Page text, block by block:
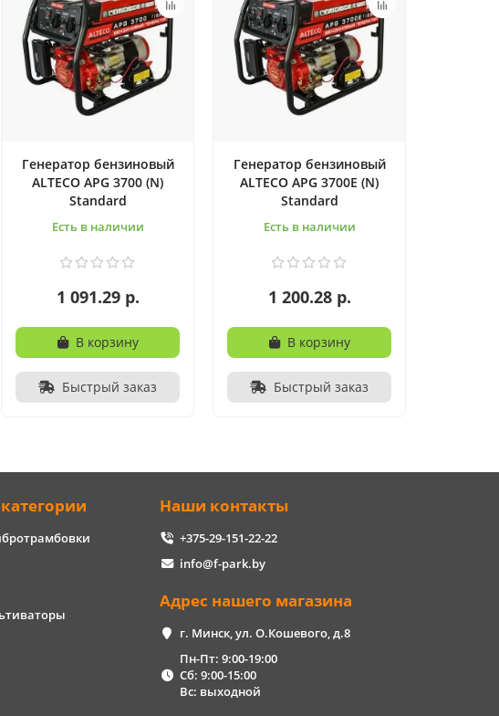
Генератор бензиновый
ALTECO APG 3700 (N)
Standard
Есть в наличии
1 091.29 р.
В корзину
Быстрый заказ
Генератор бензиновый
ALTECO APG 3700E (N)
Standard
Есть в наличии
1 200.28 р.
В корзину
Быстрый заказ
Наши контакты
+375-29-151-22-22
info@f-park.by
Адрес нашего магазина
г. Минск, ул. О.Кошевого, д.8
Пн-Пт: 9:00-19:00
Сб: 9:00-15:00
Вс: выходной